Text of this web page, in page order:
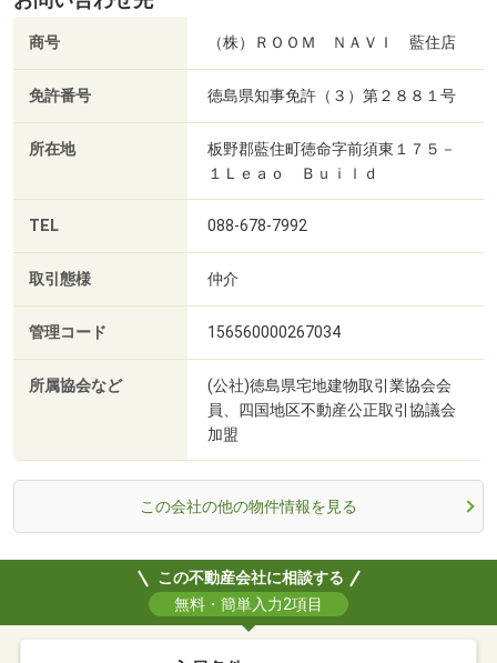
商号 （株）ＲＯＯＭ ＮＡＶＩ 藍住店
免許番号 徳島県知事免許（３）第２８８１号
所在地
板野郡藍住町徳命字前須東１７５－
１Ｌｅａｏ Ｂｕｉｌｄ
TEL 088-678-7992
取引態様 仲介
管理コード 156560000267034
所属協会など
(公社)徳島県宅地建物取引業協会会
員、四国地区不動産公正取引協議会
加盟
この会社の他の物件情報を見る
この不動産会社に相談する
無料・簡単入力2項目